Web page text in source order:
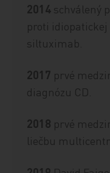
2014 schválený
proti
siltuximab.
2017 prvé
diagnózu CD.
2018 prvé
liečbu